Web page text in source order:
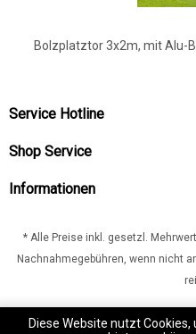
Bolzplatztor 3x2m, mit Alu-
Service Hotline
Shop Service
Informationen
* Alle Preise inkl. gesetzl.
Nachnahmegebühren, wenn nicht
Diese Website nutzt